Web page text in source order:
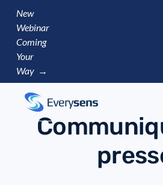
New
Webinar
Coming
Your
Way →